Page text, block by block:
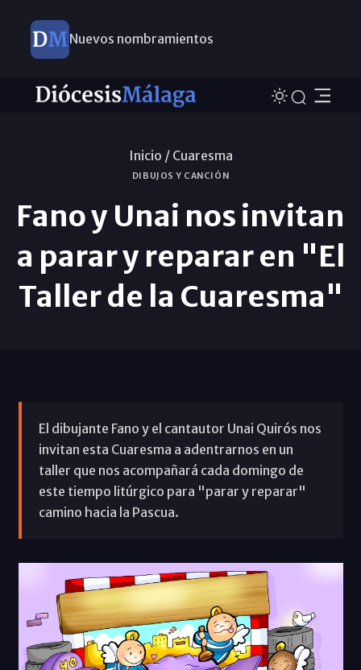
Nuevos nombramientos
Este domingo, Campaña Pro Templos
Inicio / Cuaresma
DIBUJOS Y CANCIÓN
Fano y Unai nos invitan
a parar y reparar en "El
Taller de la Cuaresma"
El dibujante Fano y el cantautor Unai Quirós nos
invitan esta Cuaresma a adentrarnos en un
taller que nos acompañará cada domingo de
este tiempo litúrgico para "parar y reparar"
camino hacia la Pascua.